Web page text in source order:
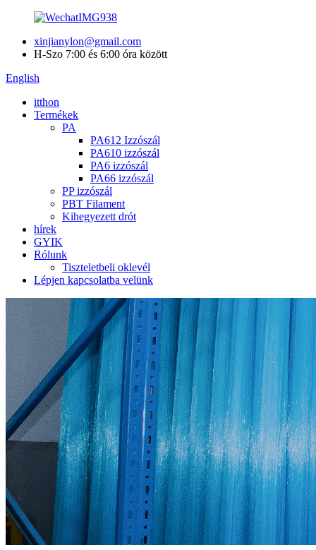
xinjianylon@gmail.com
H-Szo 7:00 és 6:00 óra között
English
itthon
Termékek
PA
PA612 Izzószál
PA610 izzószál
PA6 izzószál
PA66 izzószál
PP izzószál
PBT Filament
Kihegyezett drót
hírek
GYIK
Rólunk
Tiszteletbeli oklevél
Lépjen kapcsolatba velünk